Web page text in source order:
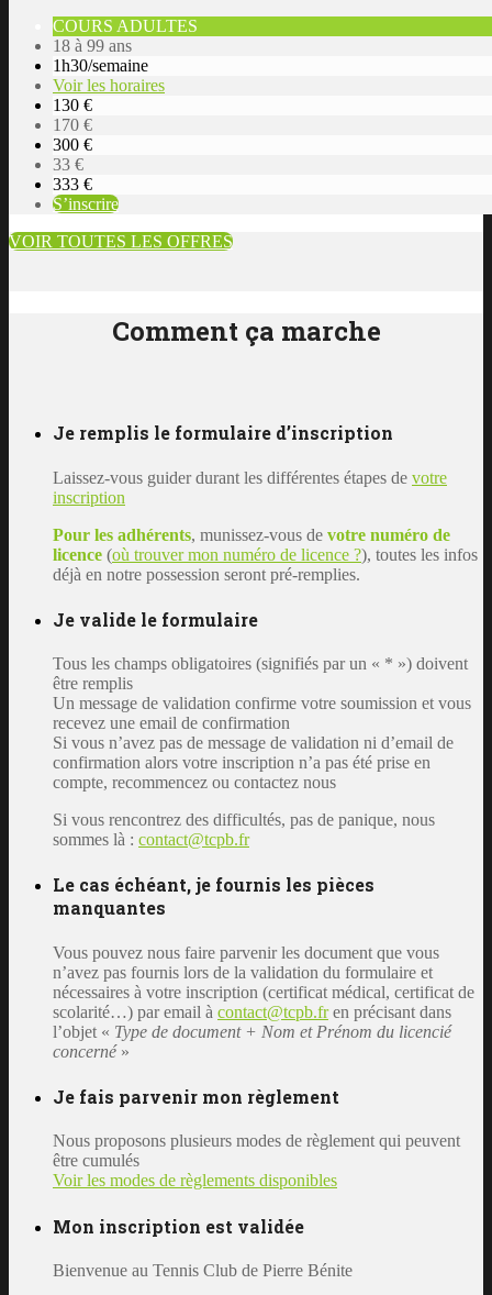
COURS ADULTES
18 à 99 ans
1h30/semaine
Voir les horaires
130 €
170 €
300 €
33 €
333 €
S’inscrire
VOIR TOUTES LES OFFRES
Comment ça marche
Je remplis le formulaire d’inscription
Laissez-vous guider durant les différentes étapes de votre
inscription
Pour les adhérents, munissez-vous de votre numéro de
licence (où trouver mon numéro de licence ?), toutes les infos
déjà en notre possession seront pré-remplies.
Je valide le formulaire
Tous les champs obligatoires (signifiés par un « * ») doivent
être remplis
Un message de validation confirme votre soumission et vous
recevez une email de confirmation
Si vous n’avez pas de message de validation ni d’email de
confirmation alors votre inscription n’a pas été prise en
compte, recommencez ou contactez nous
Si vous rencontrez des difficultés, pas de panique, nous
sommes là : contact@tcpb.fr
Le cas échéant, je fournis les pièces
manquantes
Vous pouvez nous faire parvenir les document que vous
n’avez pas fournis lors de la validation du formulaire et
nécessaires à votre inscription (certificat médical, certificat de
scolarité…) par email à contact@tcpb.fren précisant dans
l’objet « Type de document + Nom et Prénom du licencié
concerné»
Je fais parvenir mon règlement
Nous proposons plusieurs modes de règlement qui peuvent
être cumulés
Voir les modes de règlements disponibles
Mon inscription est validée
Bienvenue au Tennis Club de Pierre Bénite